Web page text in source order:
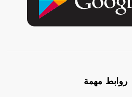
روابط مهمة